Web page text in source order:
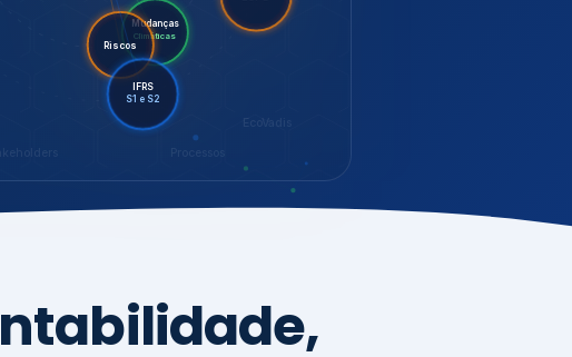
EcoVadis
Mudanças
Climáticas
Riscos
LGPD
IFRS
S1 e S2